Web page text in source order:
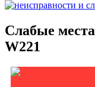
Слабые
W221